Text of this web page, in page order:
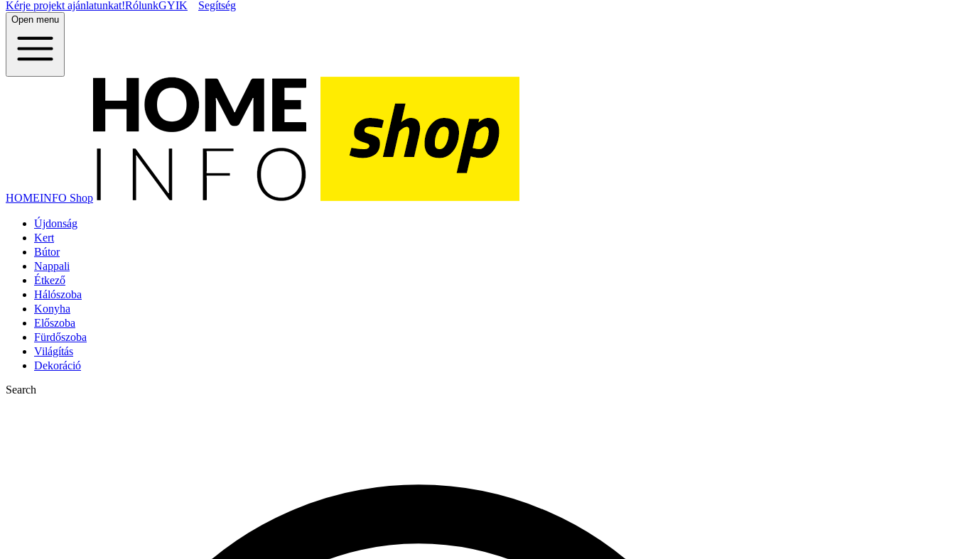
Kérje projekt ajánlatunkat!RólunkGYIK Segítség
Open menu
HOMEINFO Shop
Újdonság
Kert
Bútor
Nappali
Étkező
Hálószoba
Konyha
Előszoba
Fürdőszoba
Világítás
Dekoráció
Search